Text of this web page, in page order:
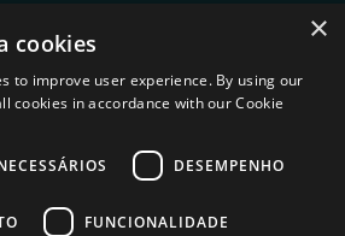
×
cookies
to improve user experience. By using our
cookies in accordance with our Cookie
DESEMPENHO
FUNCIONALIDADE